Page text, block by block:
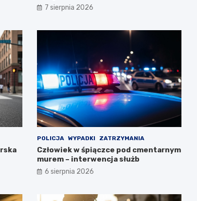
7 sierpnia 2026
POLICJA WYPADKI ZATRZYMANIA
Człowiek w śpiączce pod cmentarnym
murem – interwencja służb
6 sierpnia 2026